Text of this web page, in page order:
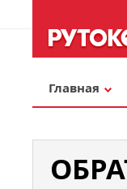
Главная